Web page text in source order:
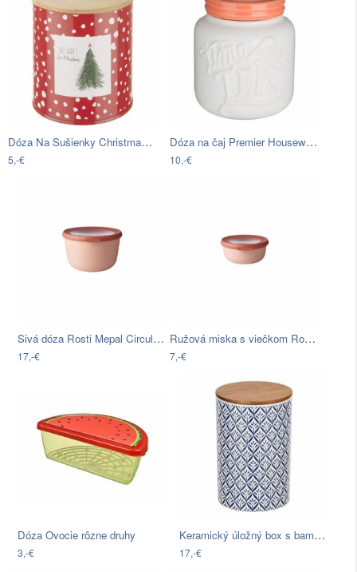
Dóza Na Sušienky Christmas Tree, 10/10cm
5,-€
Dóza na čaj Premier Housewares Pretty…
10,-€
Sivá dóza Rosti Mepal Circula, 2 l
17,-€
Ružová miska s viečkom Rosti Mepal…
7,-€
Dóza Ovocie rôzne druhy
3,-€
Keramický úložný box s bambusovým vekom…
17,-€